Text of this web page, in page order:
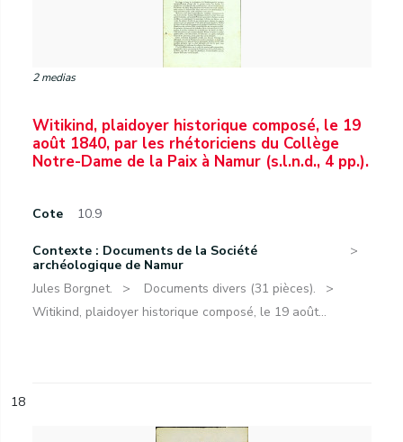
2 medias
Witikind, plaidoyer historique composé, le 19
août 1840, par les rhétoriciens du Collège
Notre-Dame de la Paix à Namur (s.l.n.d., 4 pp.).
Cote 10.9
Contexte : Documents de la Société
archéologique de Namur
Jules Borgnet.
Documents divers (31 pièces).
Witikind, plaidoyer historique composé, le 19 août...
18